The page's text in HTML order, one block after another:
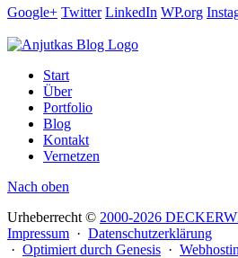
Google+ Twitter LinkedIn WP.org
Start
Über
Portfolio
Blog
Kontakt
Vernetzen
Nach oben
Urheberrecht © 2000-2026
Impressum · Datenschutzerklärung
· Optimiert durch Genesis ·